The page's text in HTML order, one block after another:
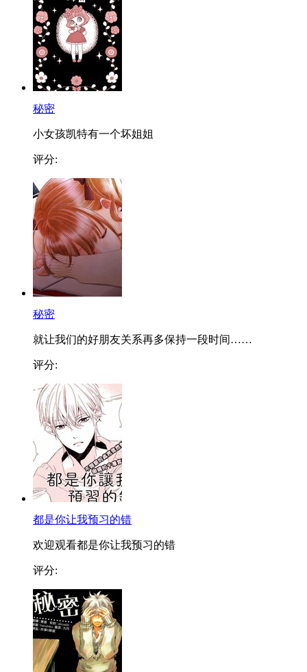
秘密
小女孩凯特有一个坏姐姐
评分:
秘密
就让我们的好朋友关系再多保持一段时间……
评分:
都是你让我预习的错
欢迎观看都是你让我预习的错
评分: